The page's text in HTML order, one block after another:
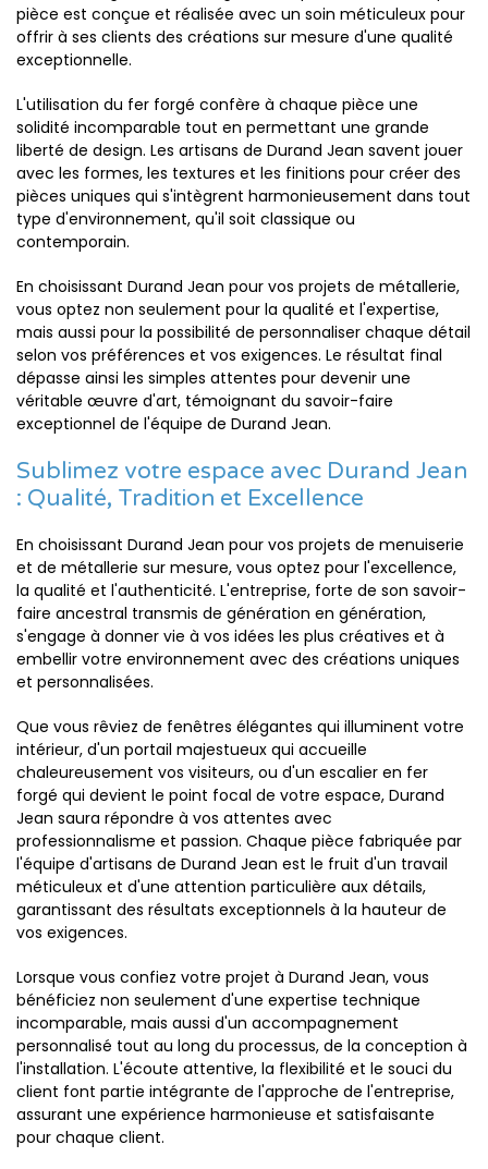
pièce est conçue et réalisée avec un soin méticuleux pour
offrir à ses clients des créations sur mesure d'une qualité
exceptionnelle.
L'utilisation du fer forgé confère à chaque pièce une
solidité incomparable tout en permettant une grande
liberté de design. Les artisans de Durand Jean savent jouer
avec les formes, les textures et les finitions pour créer des
pièces uniques qui s'intègrent harmonieusement dans tout
type d'environnement, qu'il soit classique ou
contemporain.
En choisissant Durand Jean pour vos projets de métallerie,
vous optez non seulement pour la qualité et l'expertise,
mais aussi pour la possibilité de personnaliser chaque détail
selon vos préférences et vos exigences. Le résultat final
dépasse ainsi les simples attentes pour devenir une
véritable œuvre d'art, témoignant du savoir-faire
exceptionnel de l'équipe de Durand Jean.
Sublimez votre espace avec Durand Jean
: Qualité, Tradition et Excellence
En choisissant Durand Jean pour vos projets de menuiserie
et de métallerie sur mesure, vous optez pour l'excellence,
la qualité et l'authenticité. L'entreprise, forte de son savoir-
faire ancestral transmis de génération en génération,
s'engage à donner vie à vos idées les plus créatives et à
embellir votre environnement avec des créations uniques
et personnalisées.
Que vous rêviez de fenêtres élégantes qui illuminent votre
intérieur, d'un portail majestueux qui accueille
chaleureusement vos visiteurs, ou d'un escalier en fer
forgé qui devient le point focal de votre espace, Durand
Jean saura répondre à vos attentes avec
professionnalisme et passion. Chaque pièce fabriquée par
l'équipe d'artisans de Durand Jean est le fruit d'un travail
méticuleux et d'une attention particulière aux détails,
garantissant des résultats exceptionnels à la hauteur de
vos exigences.
Lorsque vous confiez votre projet à Durand Jean, vous
bénéficiez non seulement d'une expertise technique
incomparable, mais aussi d'un accompagnement
personnalisé tout au long du processus, de la conception à
l'installation. L'écoute attentive, la flexibilité et le souci du
client font partie intégrante de l'approche de l'entreprise,
assurant une expérience harmonieuse et satisfaisante
pour chaque client.